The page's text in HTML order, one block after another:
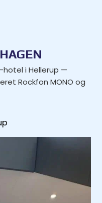
i Hellerup —
Rockfon MONO og